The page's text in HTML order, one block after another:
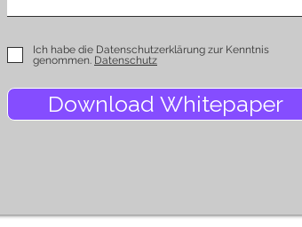
Ich habe die Datenschutzerklärung zur Kenntnis
genommen. Datenschutz
Download Whitepaper